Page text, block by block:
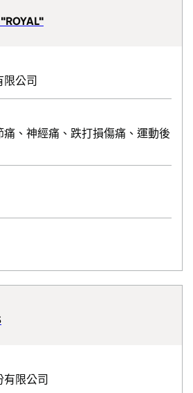
限公司
、神經痛、跌打損傷痛、運動後
限公司